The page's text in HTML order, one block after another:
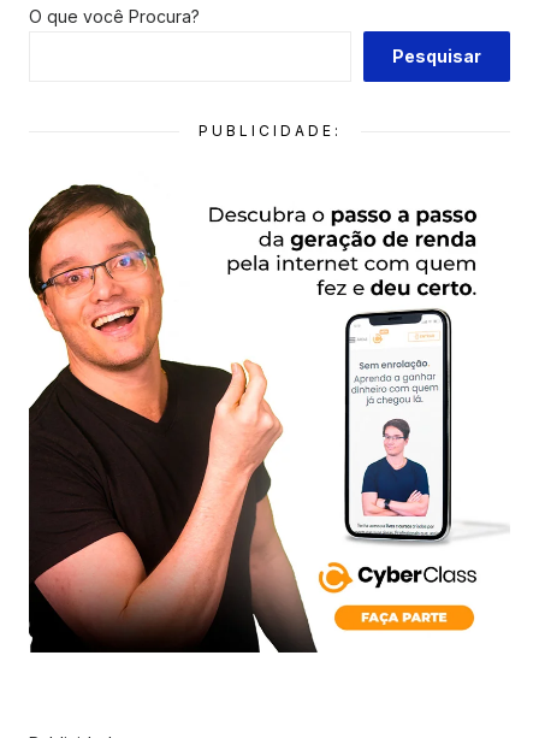
O que você Procura?
Pesquisar
PUBLICIDADE: